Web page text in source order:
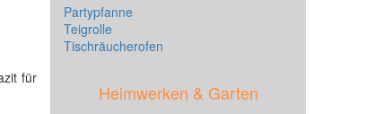
für
Partypfanne
Teigrolle
Tischräucherofen
Heimwerken & Garten